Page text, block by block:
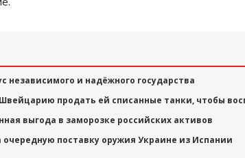
независимого и надёжного государства
продать ей списанные танки, чтобы
выгода в заморозке российских активов
поставку оружия Украине из Испании